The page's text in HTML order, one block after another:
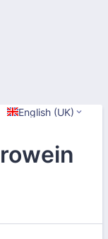
English (UK)